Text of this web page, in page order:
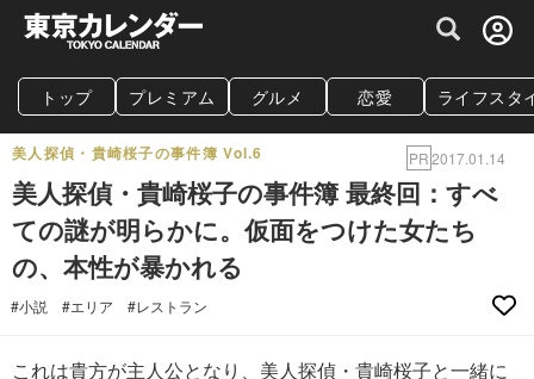
グルメ情報・プレミアムレストラン予約
トップ プレミアム グルメ 恋愛 ライフスタ
美人探偵・貴崎桜子の事件簿 Vol.6 PR2017.01.14
美人探偵・貴崎桜子の事件簿 最終回：すべ
ての謎が明らかに。仮面をつけた女たち
の、本性が暴かれる
#小説 #エリア #レストラン
これは貴方が主人公となり、美人探偵・貴崎桜子と一緒に